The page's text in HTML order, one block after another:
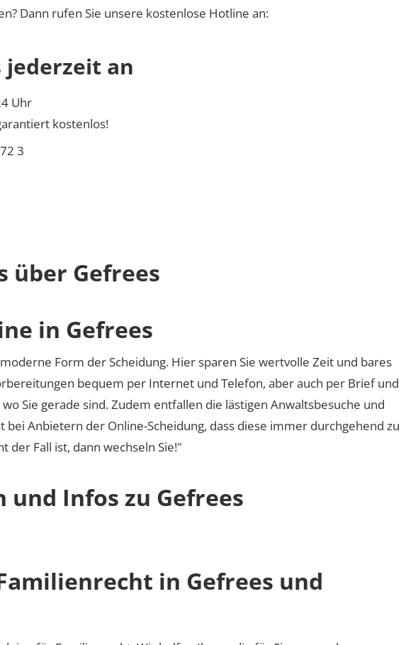
Dann rufen Sie unsere kostenlose Hotline an:
jederzeit an
Uhr
kostenlos!
3
über Gefrees
in Gefrees
Form der Scheidung. Hier sparen Sie wertvolle Zeit und bares
bequem per Internet und Telefon, aber auch per Brief und
wo Sie gerade sind. Zudem entfallen die lästigen Anwaltsbesuche und
bei Anbietern der Online-Scheidung, dass diese immer durchgehend zu
der Fall ist, dann wechseln Sie!"
und Infos zu Gefrees
in Gefrees und